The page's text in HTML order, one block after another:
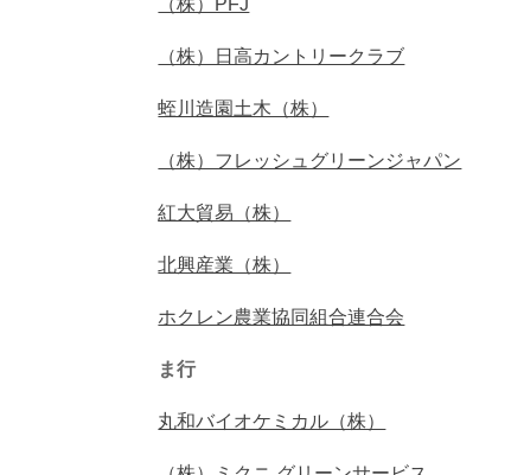
（株）日高カントリークラブ
蛭川造園土木（株）
（株）フレッシュグリーンジャパン
紅大貿易（株）
北興産業（株）
ホクレン農業協同組合連合会
ま行
丸和バイオケミカル（株）